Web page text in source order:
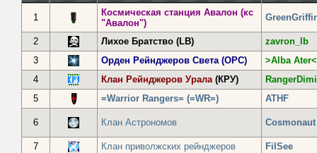
1
Космическая станция Авалон (кс
"Авалон")
2 Лихое Братство (LB)
zavron_lb
3
Орден Рейнджеров Света (ОРС)
>Alba Ater<
4
Клан Рейнджеров Урала (КРУ)
5
=Warrior Rangers= (=WR=) ATHF
6 Клан Астрономов Cosmonaut
7 Клан приволжских рейнджеров
FilSee